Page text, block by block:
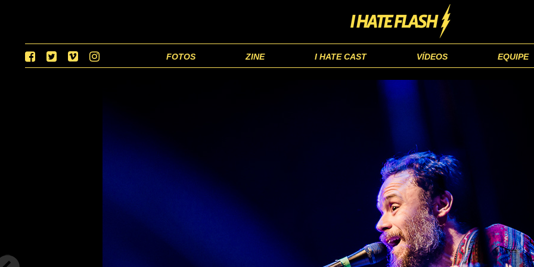
FOTOS ZINE I HATE CAST VÍDEOS EQUIPE